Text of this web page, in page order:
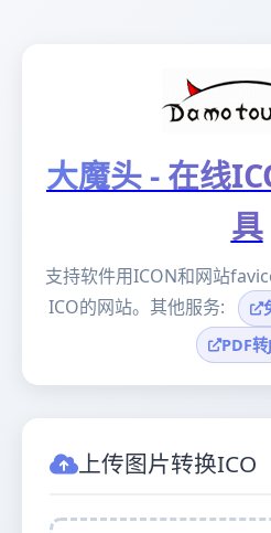
大魔头 - 在线
具
支持软件用ICON和网站
ICO的网站。其他服务:
PDF转
上传图片转换ICO